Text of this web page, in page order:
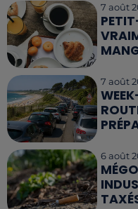
7 août
7 août
6 août